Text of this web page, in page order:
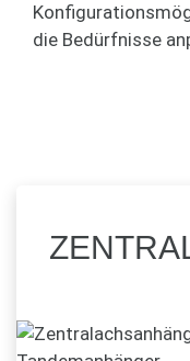
die Bedürfnisse